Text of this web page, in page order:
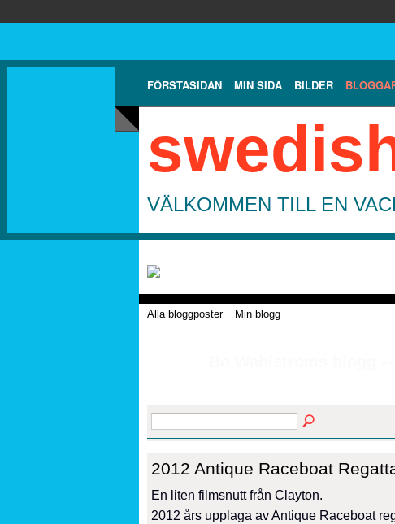
FÖRSTASIDAN MIN SIDA BILDER
VÄLKOMMEN TILL EN
Alla bloggposter Min blogg
2012 Antique Raceboat
En liten filmsnutt från Clayton.
2012 års upplaga av Antique Raceboat